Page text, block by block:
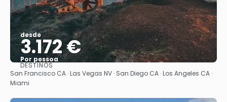
desde
3.172 €
Por pessoa
Vejo
DESTINOS
San Francisco CA · Las Vegas NV · San Diego CA · Los Angeles CA ·
Miami